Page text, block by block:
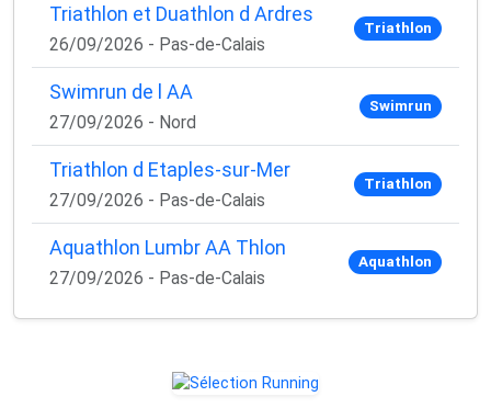
Triathlon et Duathlon d Ardres
26/09/2026 - Pas-de-Calais
Triathlon
Swimrun de l AA
27/09/2026 - Nord
Swimrun
Triathlon d Etaples-sur-Mer
27/09/2026 - Pas-de-Calais
Triathlon
Aquathlon Lumbr AA Thlon
27/09/2026 - Pas-de-Calais
Aquathlon